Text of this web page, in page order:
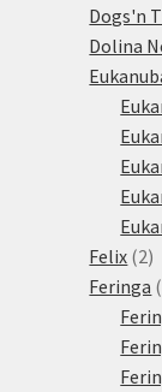
Dogs'n
Dolina
Felix 22
Feringa